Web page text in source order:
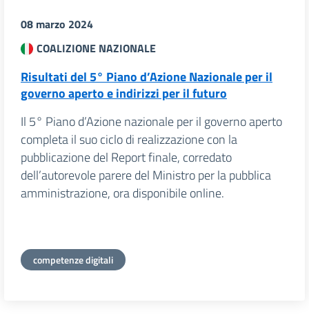
08 marzo 2024
COALIZIONE NAZIONALE
Risultati del 5° Piano d’Azione Nazionale per il
governo aperto e indirizzi per il futuro
Il 5° Piano d’Azione nazionale per il governo aperto
completa il suo ciclo di realizzazione con la
pubblicazione del Report finale, corredato
dell’autorevole parere del Ministro per la pubblica
amministrazione, ora disponibile online.
competenze digitali